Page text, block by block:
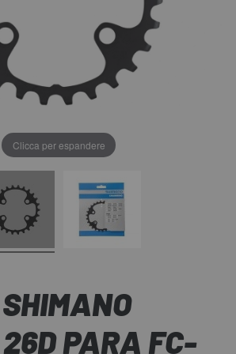
Clicca per espandere
26D PARA FC-